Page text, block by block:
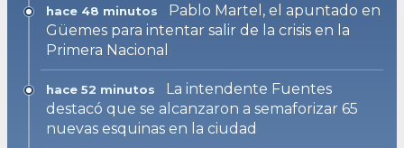
hace 48 minutos
Pablo Martel, el apuntado en
Güemes para intentar salir de la crisis en la
Primera Nacional
hace 52 minutos
La intendente Fuentes
destacó que se alcanzaron a semaforizar 65
nuevas esquinas en la ciudad